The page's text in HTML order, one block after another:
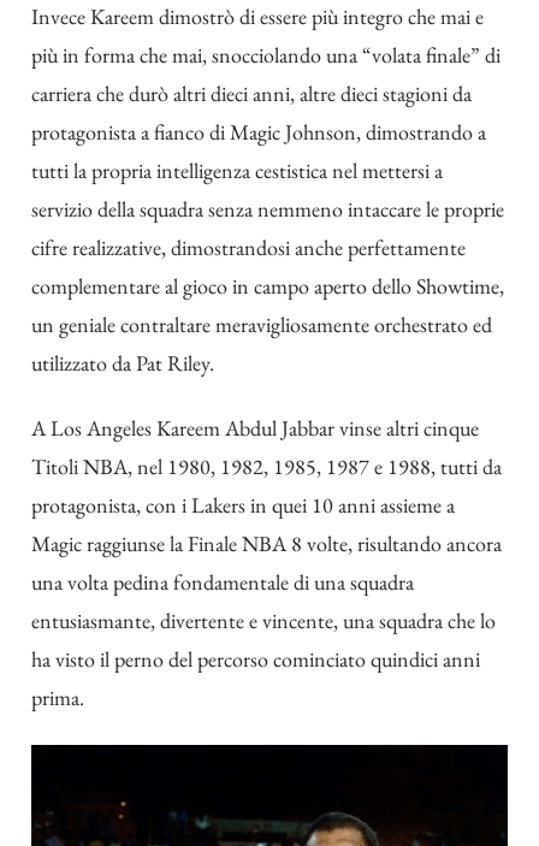
Invece Kareem dimostrò di essere più integro che mai e
più in forma che mai, snocciolando una “volata finale” di
carriera che durò altri dieci anni, altre dieci stagioni da
protagonista a fianco di Magic Johnson, dimostrando a
tutti la propria intelligenza cestistica nel mettersi a
servizio della squadra senza nemmeno intaccare le proprie
cifre realizzative, dimostrandosi anche perfettamente
complementare al gioco in campo aperto dello Showtime,
un geniale contraltare meravigliosamente orchestrato ed
utilizzato da Pat Riley.
A Los Angeles Kareem Abdul Jabbar vinse altri cinque
Titoli NBA, nel 1980, 1982, 1985, 1987 e 1988, tutti da
protagonista, con i Lakers in quei 10 anni assieme a
Magic raggiunse la Finale NBA 8 volte, risultando ancora
una volta pedina fondamentale di una squadra
entusiasmante, divertente e vincente, una squadra che lo
ha visto il perno del percorso cominciato quindici anni
prima.